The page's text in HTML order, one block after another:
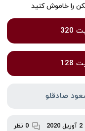
را خاموش کنید
صادقلو
2 آوریل 2020 0 نظر